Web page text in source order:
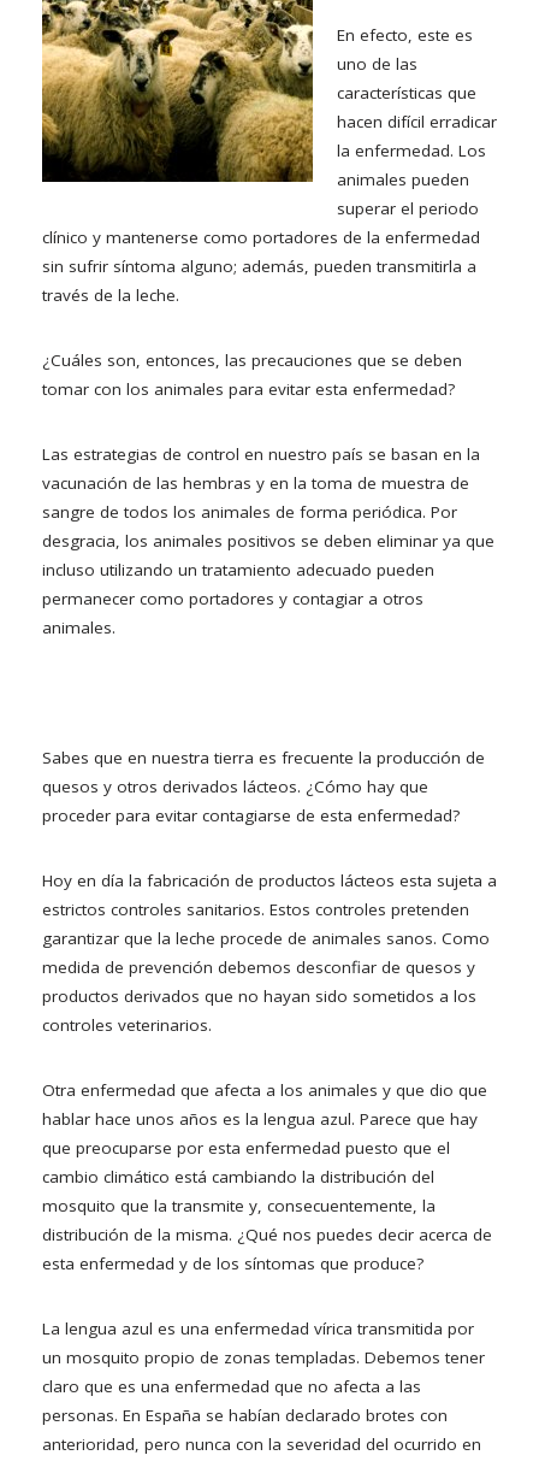
En efecto, este es
uno de las
características que
hacen difícil erradicar
la enfermedad. Los
animales pueden
superar el periodo
clínico y mantenerse como portadores de la enfermedad
sin sufrir síntoma alguno; además, pueden transmitirla a
través de la leche.
¿Cuáles son, entonces, las precauciones que se deben
tomar con los animales para evitar esta enfermedad?
Las estrategias de control en nuestro país se basan en la
vacunación de las hembras y en la toma de muestra de
sangre de todos los animales de forma periódica. Por
desgracia, los animales positivos se deben eliminar ya que
incluso utilizando un tratamiento adecuado pueden
permanecer como portadores y contagiar a otros
animales.
Sabes que en nuestra tierra es frecuente la producción de
quesos y otros derivados lácteos. ¿Cómo hay que
proceder para evitar contagiarse de esta enfermedad?
Hoy en día la fabricación de productos lácteos esta sujeta a
estrictos controles sanitarios. Estos controles pretenden
garantizar que la leche procede de animales sanos. Como
medida de prevención debemos desconfiar de quesos y
productos derivados que no hayan sido sometidos a los
controles veterinarios.
Otra enfermedad que afecta a los animales y que dio que
hablar hace unos años es la lengua azul. Parece que hay
que preocuparse por esta enfermedad puesto que el
cambio climático está cambiando la distribución del
mosquito que la transmite y, consecuentemente, la
distribución de la misma. ¿Qué nos puedes decir acerca de
esta enfermedad y de los síntomas que produce?
La lengua azul es una enfermedad vírica transmitida por
un mosquito propio de zonas templadas. Debemos tener
claro que es una enfermedad que no afecta a las
personas. En España se habían declarado brotes con
anterioridad, pero nunca con la severidad del ocurrido en